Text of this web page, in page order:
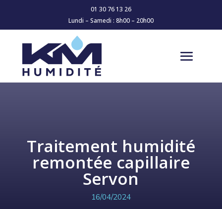
01 30 76 13 26
Lundi – Samedi : 8h00 – 20h00
Traitement humidité
remontée capillaire
Servon
16/04/2024